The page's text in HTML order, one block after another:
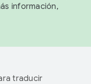
información,
traducir